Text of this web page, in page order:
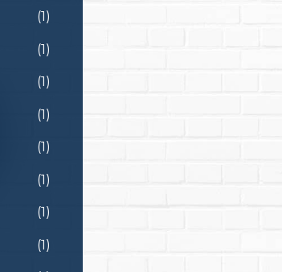
(1)
(1)
(1)
(1)
(1)
(1)
(1)
(1)